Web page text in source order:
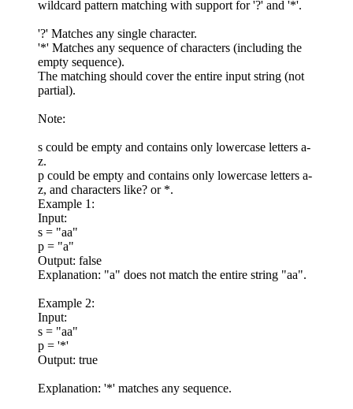
wildcard pattern matching with support for '?' and '*'.
'?' Matches any single character.
'*' Matches any sequence of characters (including the
empty sequence).
The matching should cover the entire input string (not
partial).
Note:
s could be empty and contains only lowercase letters a-
z.
p could be empty and contains only lowercase letters a-
z, and characters like? or *.
Example 1:
Input:
s = "aa"
p = "a"
Output: false
Explanation: "a" does not match the entire string "aa".
Example 2:
Input:
s = "aa"
p = '*'
Output: true
Explanation: '*' matches any sequence.